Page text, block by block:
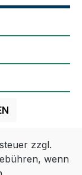
zzgl.
wenn